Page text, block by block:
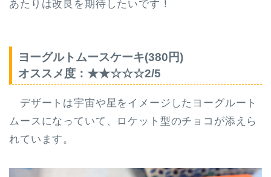
あたりは改良を期待したいです！
ヨーグルトムースケーキ(380円)
オススメ度：★★☆☆☆2/5
デザートは宇宙や星をイメージしたヨーグルート
ムースになっていて、ロケット型のチョコが添えら
れています。